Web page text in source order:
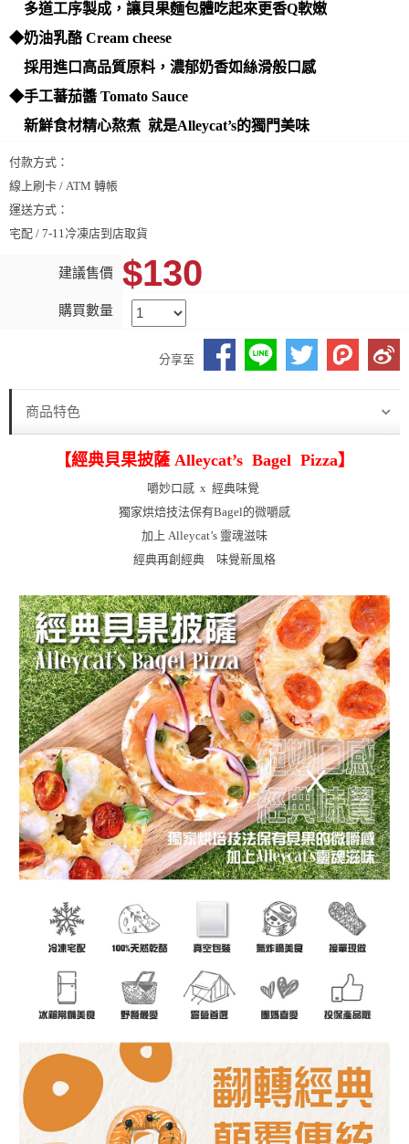
多道工序製成，讓貝果麵包體吃起來更香Q軟嫩
◆奶油乳酪 Cream cheese
採用進口高品質原料，濃郁奶香如絲滑般口感
◆手工蕃茄醬 Tomato Sauce
新鮮食材精心熬煮 就是Alleycat’s的獨門美味
付款方式：
線上刷卡 / ATM 轉帳
運送方式：
宅配 / 7-11冷凍店到店取貨
建議售價 $130
購買數量
分享至
商品特色
【經典貝果披薩 Alleycat’s Bagel Pizza】
嚼妙口感 x 經典味覺
獨家烘焙技法保有Bagel的微嚼感
加上 Alleycat’s 靈魂滋味
經典再創經典 味覺新風格